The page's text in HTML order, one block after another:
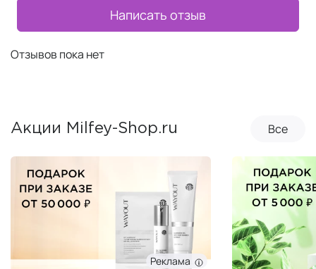
Написать отзыв
Отзывов пока нет
Акции Milfey-Shop.ru Все
Реклама